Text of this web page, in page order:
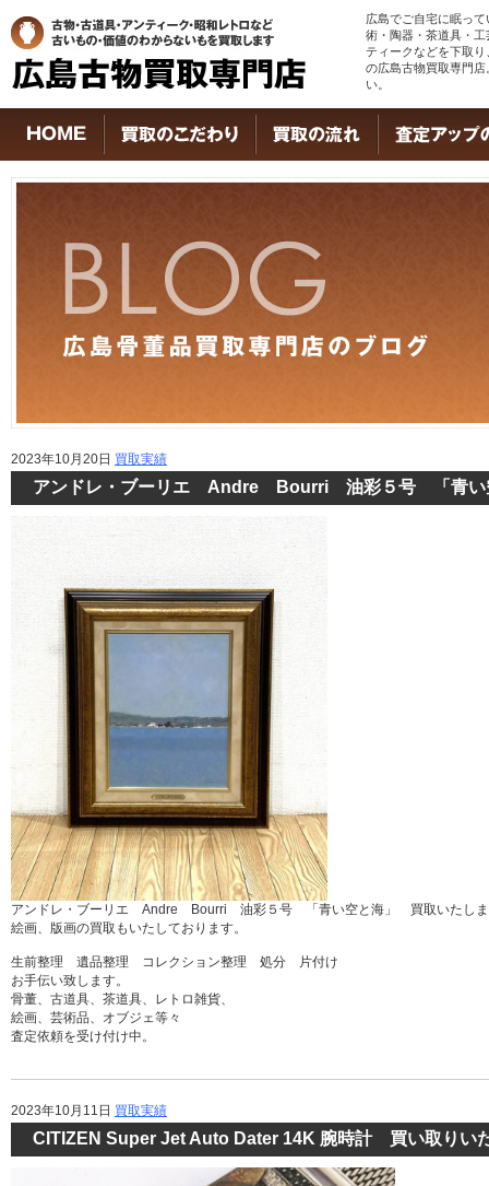
広島でご自宅に眠っ
術・陶器・茶道具・
ティークなどを下取
の広島古物買取専門
い。
2023年10月20日 買取実績
アンドレ・ブーリエ Andre Bourri 油彩５号 「青い
アンドレ・ブーリエ Andre Bourri 油彩５号 「青い空と海」 買取いたしま
絵画、版画の買取もいたしております。
生前整理 遺品整理 コレクション整理 処分 片付け
お手伝い致します。
骨董、古道具、茶道具、レトロ雑貨、
絵画、芸術品、オブジェ等々
査定依頼を受け付け中。
2023年10月11日 買取実績
CITIZEN Super Jet Auto Dater 14K 腕時計 買い取りい